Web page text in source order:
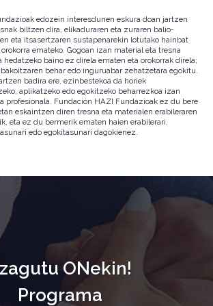
edozein interesdunen eskura doan jartzen
biltzen dira, elikaduraren eta zuraren balio-
eta itsasertzaren sustapenarekin lotutako hainbat
emateko. Gogoan izan material eta tresna
hedatzeko baino ez direla ematen eta orokorrak direla;
behar edo inguruabar zehatzetara egokitu.
badira ere, ezinbestekoa da horiek
aplikatzeko edo egokitzeko beharrezkoa izan
profesionala. Fundación HAZI Fundazioak ez du bere
eskaintzen diren tresna eta materialen erabileraren
eta ez du bermerik ematen haien erabilerari,
edo egokitasunari dagokienez.
ONekin!
Programa